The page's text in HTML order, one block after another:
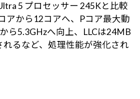
5 プロセッサー 245Kと比較
アから12コアへ、Pコア最大動
ら5.3GHzへ向上、LLCは24MB
るなど、処理性能が強化され